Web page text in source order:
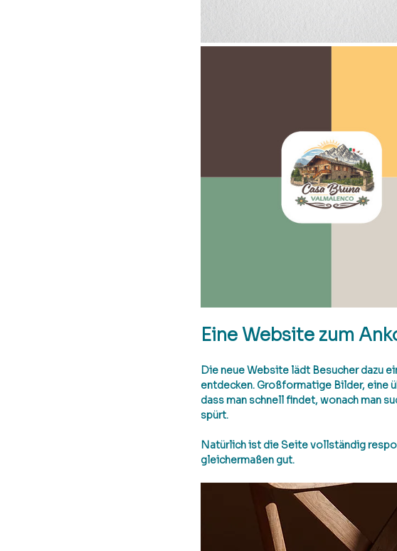
Eine Website zum
Die neue Website lädt Besucher dazu
entdecken. Großformatige Bilder, eine
dass man schnell findet, wonach man
spürt.
Natürlich ist die Seite vollständig
gleichermaßen gut.